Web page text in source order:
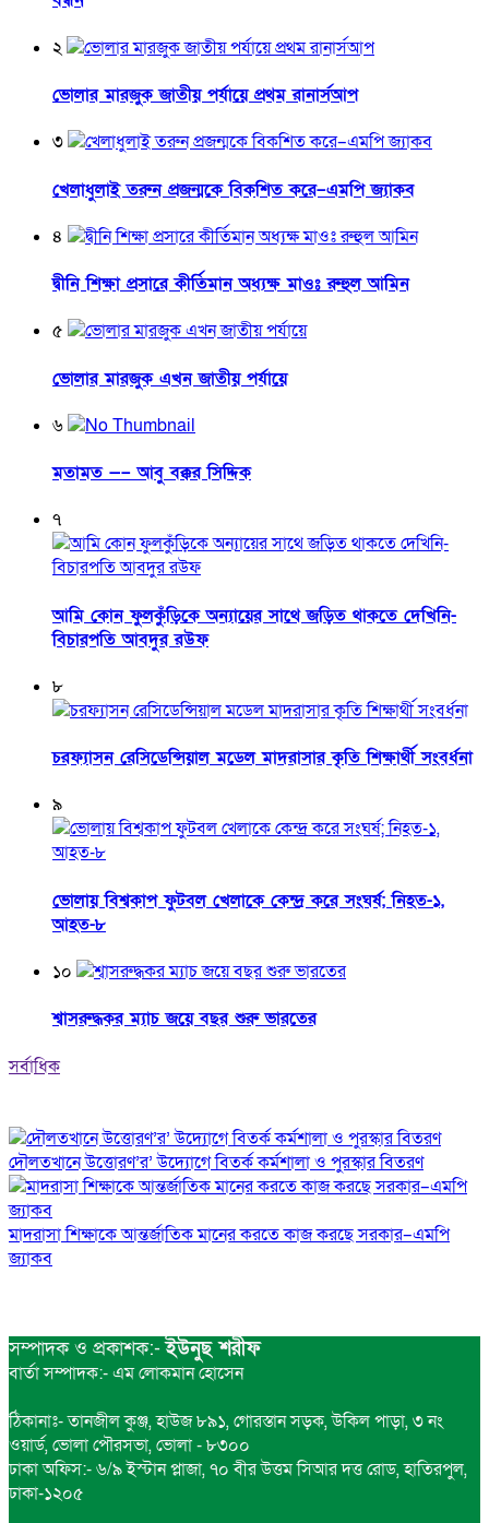
২
ভোলার মারজুক জাতীয় পর্যায়ে প্রথম রানার্সআপ
৩
খেলাধুলাই তরুন প্রজন্মকে বিকশিত করে–এমপি জ্যাকব
৪
দ্বীনি শিক্ষা প্রসারে কীর্তিমান অধ্যক্ষ মাওঃ রুহুল আমিন
৫
ভোলার মারজুক এখন জাতীয় পর্যায়ে
৬
মতামত —– আবু বক্কর সিদ্দিক
৭
আমি কোন ফুলকুঁড়িকে অন্যায়ের সাথে জড়িত থাকতে দেখিনি-
বিচারপতি আবদুর রউফ
৮
চরফ্যাসন রেসিডেন্সিয়াল মডেল মাদরাসার কৃতি শিক্ষার্থী সংবর্ধনা
৯
ভোলায় বিশ্বকাপ ফুটবল খেলাকে কেন্দ্র করে সংঘর্ষ; নিহত-১,
আহত-৮
১০
শ্বাসরুদ্ধকর ম্যাচ জয়ে বছর শুরু ভারতের
সর্বাধিক
দৌলতখানে উত্তোরণ’র’ উদ্যোগে বিতর্ক কর্মশালা ও পুরস্কার বিতরণ
মাদরাসা শিক্ষাকে আন্তর্জাতিক মানের করতে কাজ করছে সরকার–এমপি
জ্যাকব
সম্পাদক ও প্রকাশক:-ইউনুছ শরীফ
বার্তা সম্পাদক:- এম লোকমান হোসেন
ঠিকানাঃ- তানজীল কুঞ্জ, হাউজ ৮৯১, গোরস্তান সড়ক, উকিল পাড়া, ৩ নং
ওয়ার্ড, ভোলা পৌরসভা, ভোলা - ৮৩০০
ঢাকা অফিস:- ৬/৯ ইস্টান প্লাজা, ৭০ বীর উত্তম সিআর দত্ত রোড, হাতিরপুল,
ঢাকা-১২০৫